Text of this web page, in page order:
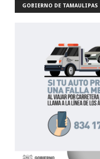
GOBIERNO DE TAMAULIPAS